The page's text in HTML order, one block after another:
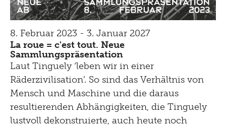
8. Februar 2023 - 3. Januar 2027
La roue = c'est tout. Neue
Sammlungspräsentation
Laut Tinguely ‘leben wir in einer
Räderzivilisation’. So sind das Verhältnis von
Mensch und Maschine und die daraus
resultierenden Abhängigkeiten, die Tinguely
lustvoll dekonstruierte, auch heute noch